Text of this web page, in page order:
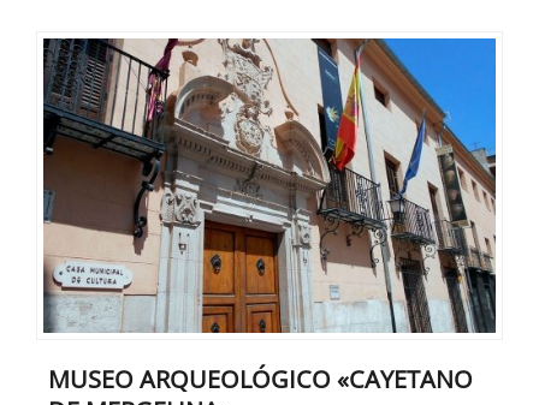
MUSEO ARQUEOLÓGICO «CAYETANO